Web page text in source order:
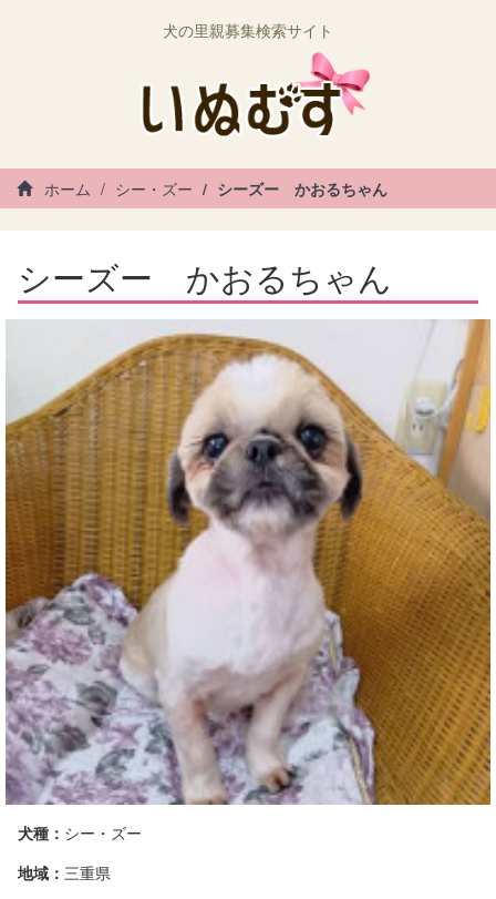
犬の里親募集検索サイト
ホーム シー・ズー シーズー かおるちゃん
シーズー かおるちゃん
犬種： シー・ズー
地域：三重県